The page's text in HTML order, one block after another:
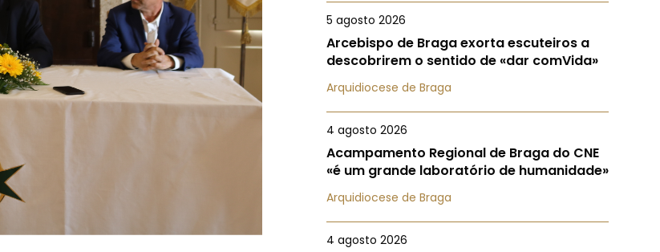
5 agosto 2026
Arcebispo de Braga exorta escuteiros a
descobrirem o sentido de «dar comVida»
Arquidiocese de Braga
4 agosto 2026
Acampamento Regional de Braga do CNE
«é um grande laboratório de humanidade»
Arquidiocese de Braga
4 agosto 2026